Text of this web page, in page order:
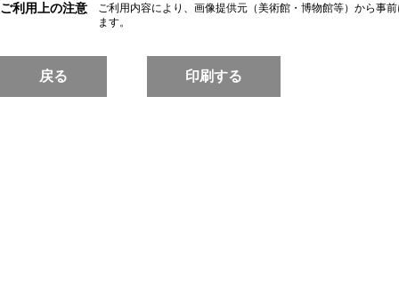
ご利用上の注意
ご利用内容により、画像提供元（美術館・博物館等）から事
ます。
戻る 印刷する